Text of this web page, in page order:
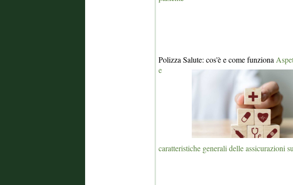
Polizza Salute: cos'è e come funziona
e
caratteristiche generali delle assicurazioni